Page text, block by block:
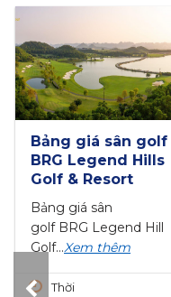
Bảng giá sân BRG
Kings Island Golf
Resort
Bảng giá sân golf
BRG Kings Island
Golf...Xem thêm
Thời